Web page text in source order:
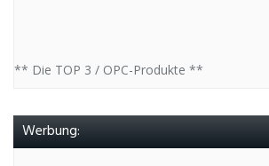
** Die TOP 3 / OPC-Produkte **
Werbung: